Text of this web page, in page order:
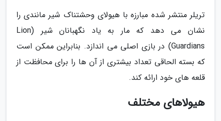
تریلر منتشر شده مبارزه با هیولای وحشتناک شیر مانندی را
نشان می دهد که مار به یاد نگهبانان شیر (Lion
Guardians) در بازی اصلی می اندازد. بنابراین ممکن است
که بسته الحاقی تعداد بیشتری از آن ها را برای محافظت از
قلعه های خود ارائه کند.
هیولاهای مختلف